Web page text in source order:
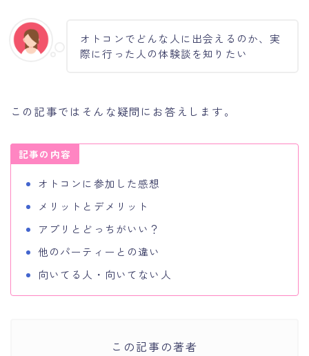
オトコンでどんな人に出会えるのか、実
際に行った人の体験談を知りたい
この記事ではそんな疑問にお答えします。
記事の内容
オトコンに参加した感想
メリットとデメリット
アプリとどっちがいい？
他のパーティーとの違い
向いてる人・向いてない人
この記事の著者